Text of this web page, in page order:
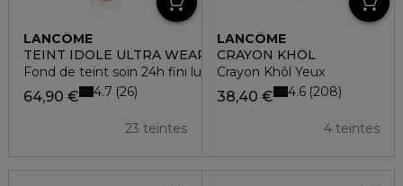
LANCÔME
TEINT IDOLE ULTRA WEAR CARE & GLOW
Fond de teint soin 24h fini lumineux & frais spf25
64,90 €
23 teintes
4.7 26
LANCÔME
CRAYON KHÔL
Crayon Khôl Yeux
38,40 €
4 teintes
4.6 208